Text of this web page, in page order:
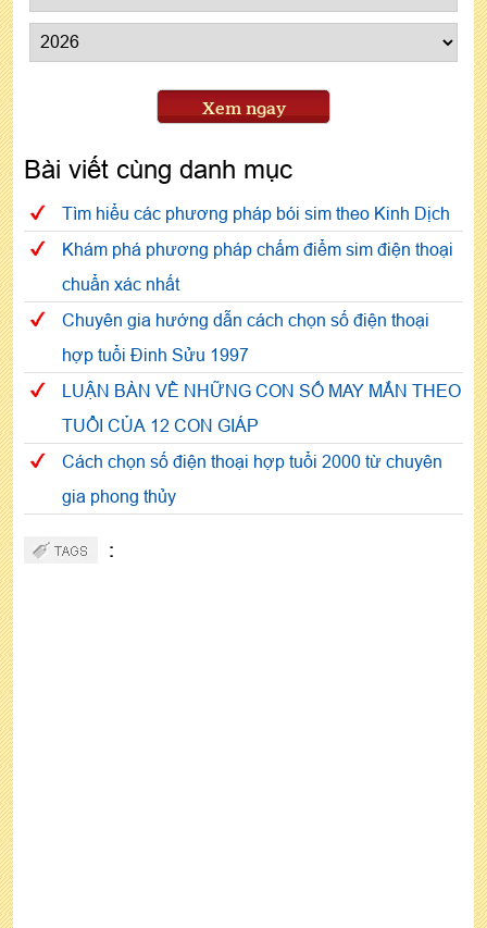
Xem ngay
Bài viết cùng danh mục
Tìm hiểu các phương pháp bói sim theo Kinh Dịch
Khám phá phương pháp chấm điểm sim điện thoại
chuẩn xác nhất
Chuyên gia hướng dẫn cách chọn số điện thoại
hợp tuổi Đinh Sửu 1997
LUẬN BÀN VỀ NHỮNG CON SỐ MAY MẮN THEO
TUỔI CỦA 12 CON GIÁP
Cách chọn số điện thoại hợp tuổi 2000 từ chuyên
gia phong thủy
: